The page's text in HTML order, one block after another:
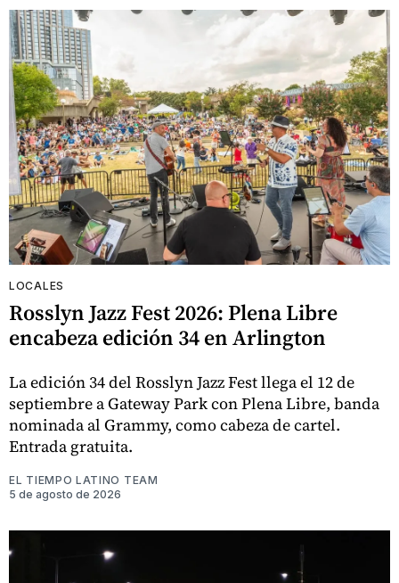
LOCALES
Rosslyn Jazz Fest 2026: Plena Libre
encabeza edición 34 en Arlington
La edición 34 del Rosslyn Jazz Fest llega el 12 de
septiembre a Gateway Park con Plena Libre, banda
nominada al Grammy, como cabeza de cartel.
Entrada gratuita.
EL TIEMPO LATINO TEAM
5 de agosto de 2026